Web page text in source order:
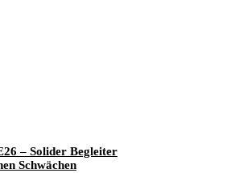
– Solider Begleiter
Schwächen